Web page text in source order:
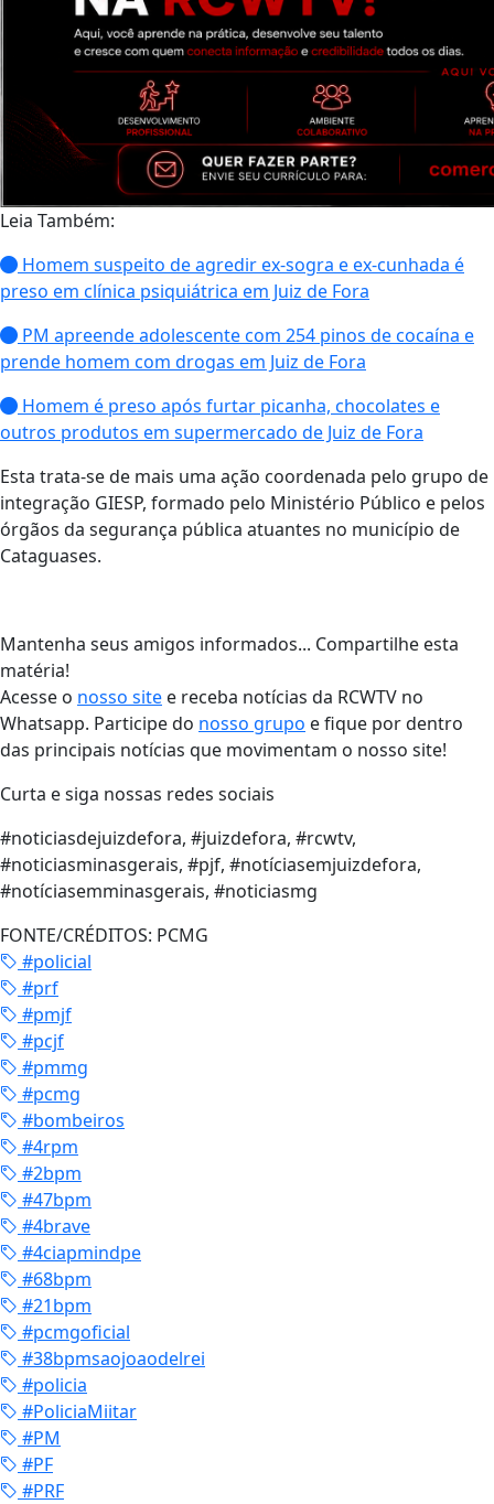
Leia Também:
Homem suspeito de agredir ex-sogra e ex-cunhada é
preso em clínica psiquiátrica em Juiz de Fora
PM apreende adolescente com 254 pinos de cocaína e
prende homem com drogas em Juiz de Fora
Homem é preso após furtar picanha, chocolates e
outros produtos em supermercado de Juiz de Fora
Esta trata-se de mais uma ação coordenada pelo grupo de
integração GIESP, formado pelo Ministério Público e pelos
órgãos da segurança pública atuantes no município de
Cataguases.
Mantenha seus amigos informados... Compartilhe esta
matéria!
Acesse o nosso site e receba notícias da RCWTV no
Whatsapp. Participe do nosso grupo e fique por dentro
das principais notícias que movimentam o nosso site!
Curta e siga nossas redes sociais
#noticiasdejuizdefora, #juizdefora, #rcwtv,
#noticiasminasgerais, #pjf, #notíciasemjuizdefora,
#notíciasemminasgerais, #noticiasmg
FONTE/CRÉDITOS: PCMG
#policial
#prf
#pmjf
#pcjf
#pmmg
#pcmg
#bombeiros
#4rpm
#2bpm
#47bpm
#4brave
#4ciapmindpe
#68bpm
#21bpm
#pcmgoficial
#38bpmsaojoaodelrei
#policia
#PoliciaMiitar
#PM
#PF
#PRF